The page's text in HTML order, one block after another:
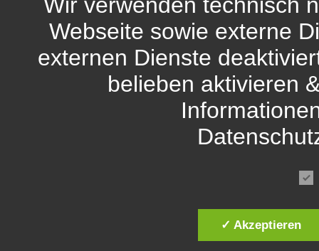
Wir verwenden technisch
Webseite sowie externe
externen Dienste
belieben aktivieren
✓ Akzeptieren